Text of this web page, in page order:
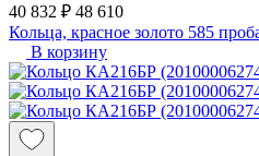
40 832 ₽ 48 610
Кольца, красное золото 585
В корзину